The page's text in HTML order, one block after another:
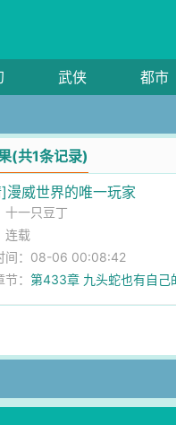
武侠 都市
(共1条记录)
漫威世界的唯一玩家
十一只豆丁
连载
间：08-06 00:08:42
节：第433章 九头蛇也有自己